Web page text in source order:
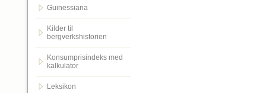
Guinessiana
Kilder til
bergverkshistorien
Konsumprisindeks med
kalkulator
Leksikon